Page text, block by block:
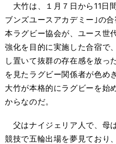
大竹は、１月７日から11日
ブンズユースアカデミー｣の
本ラグビー協会が、ユース世
強化を目的に実施した合宿で
し置いて抜群の存在感を放っ
を見たラグビー関係者が色め
大竹が本格的にラグビーを始
からなのだ。
父はナイジェリア人で、母
競技で五輪出場を夢見ており